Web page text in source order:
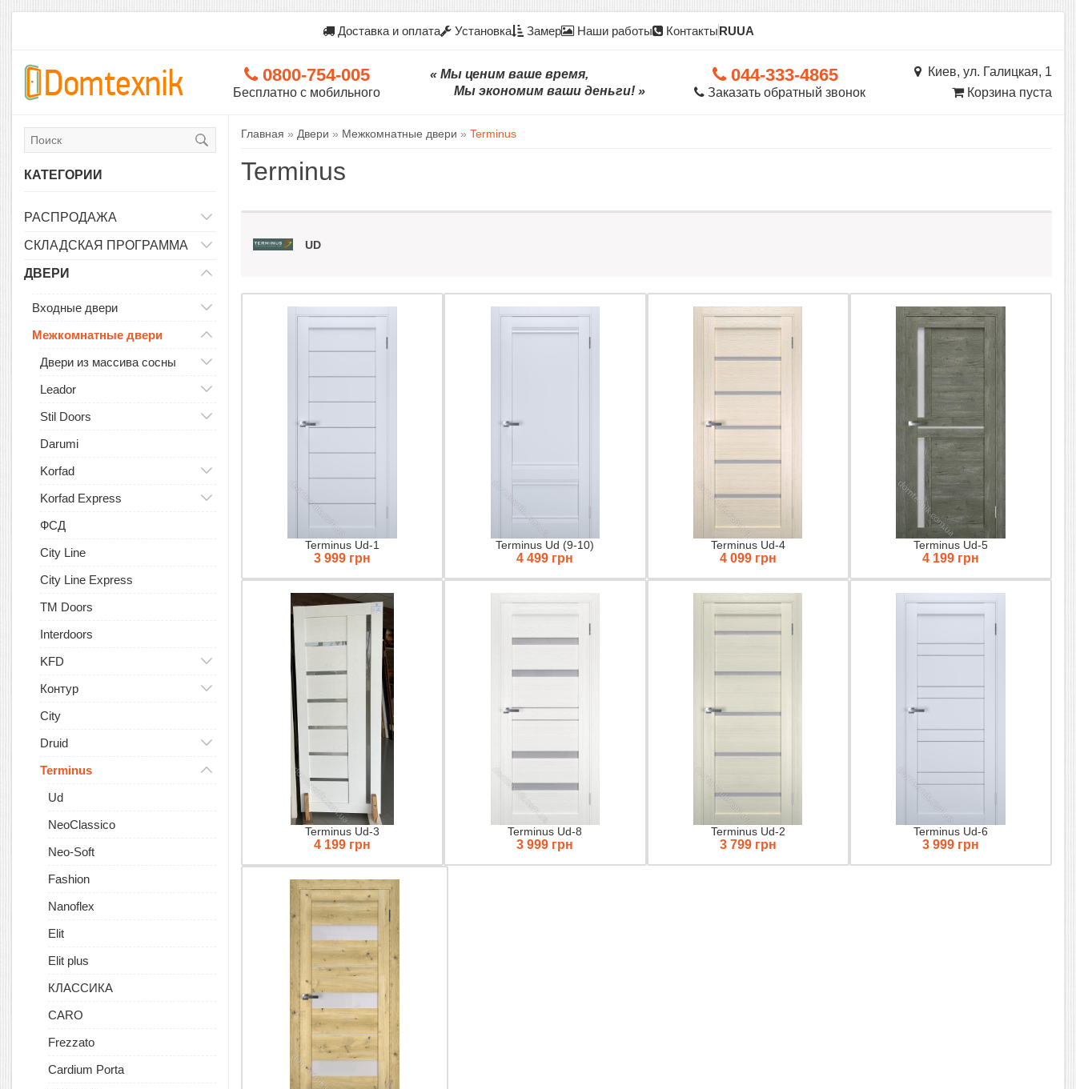
Доставка и оплата Установка Замер Наши работы КонтактыRUUA
0800-754-005
Бесплатно с мобильного
« Мы ценим ваше время,
Мы экономим ваши деньги! »
044-333-4865
Заказать обратный звонок
Киев, ул. Галицкая, 1
Корзина пуста
КАТЕГОРИИ
РАСПРОДАЖА
СКЛАДСКАЯ ПРОГРАММА
ДВЕРИ
Входные двери
Межкомнатные двери
Двери из массива сосны
Leador
Stil Doors
Darumi
Korfad
Korfad Express
ФСД
City Line
City Line Express
TM Doors
Interdoors
KFD
Контур
City
Druid
Terminus
Ud
NeoClassico
Neo-Soft
Fashion
Nanoflex
Elit
Elit plus
КЛАССИКА
CARO
Frezzato
Cardium Porta
Главная » Двери » Межкомнатные двери » Terminus
Terminus
UD
Terminus Ud-1
3 999 грн
Terminus Ud (9-10)
4 499 грн
Terminus Ud-4
4 099 грн
Terminus Ud-5
4 199 грн
Terminus Ud-3
4 199 грн
Terminus Ud-8
3 999 грн
Terminus Ud-2
3 799 грн
Terminus Ud-6
3 999 грн